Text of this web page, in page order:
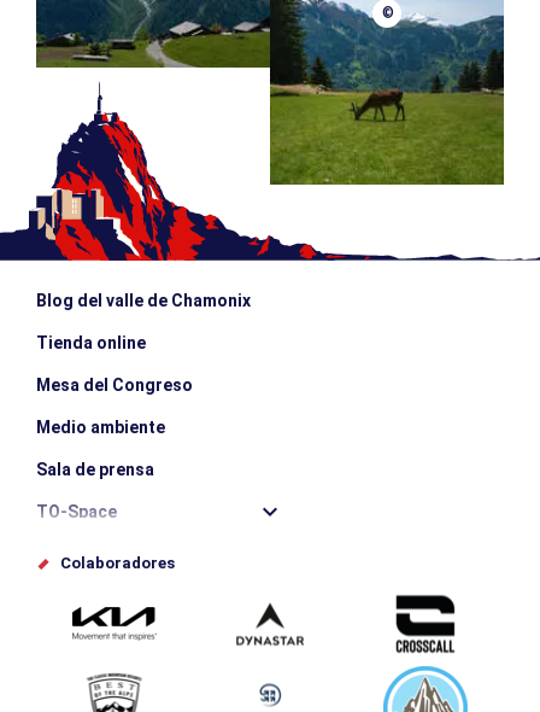
©
Blog del valle de Chamonix
Tienda online
Mesa del Congreso
Medio ambiente
Sala de prensa
TO-Space
Offices de tourisme
Envíe su evento
Service groupes et séminaires
Colaboradores